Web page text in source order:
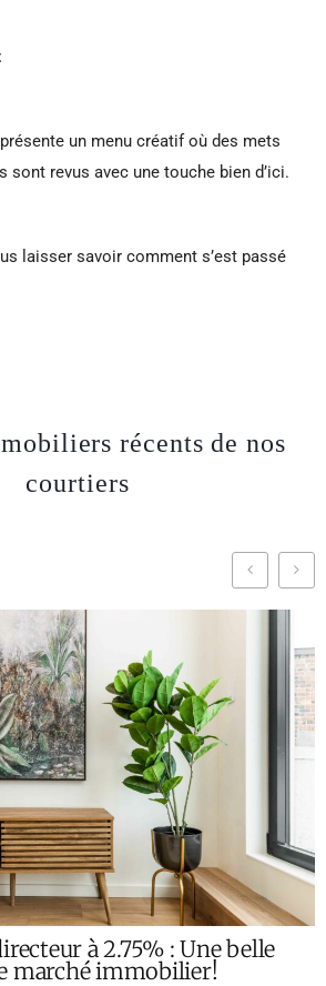
un menu créatif où des mets
revus avec une touche bien d’ici.
laisser savoir comment s’est passé
récents de nos
courtiers
à 2.75% : Une belle
marché immobilier!